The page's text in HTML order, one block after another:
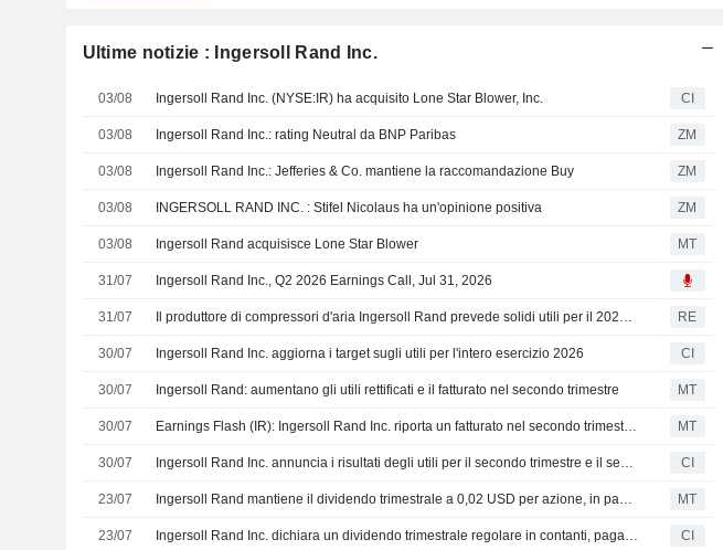
Ultime notizie : Ingersoll Rand Inc.
03/08 Ingersoll Rand Inc. (NYSE:IR) ha acquisito Lone Star Blower, Inc. CI
03/08 Ingersoll Rand Inc.: rating Neutral da BNP Paribas ZM
03/08 Ingersoll Rand Inc.: Jefferies & Co. mantiene la raccomandazione Buy ZM
03/08 INGERSOLL RAND INC. : Stifel Nicolaus ha un'opinione positiva ZM
03/08 Ingersoll Rand acquisisce Lone Star Blower MT
31/07 Ingersoll Rand Inc., Q2 2026 Earnings Call, Jul 31, 2026
31/07 Il produttore di compressori d'aria Ingersoll Rand prevede solidi utili per il 2026 grazie all'aumento dei prezzi RE
30/07 Ingersoll Rand Inc. aggiorna i target sugli utili per l'intero esercizio 2026 CI
30/07 Ingersoll Rand: aumentano gli utili rettificati e il fatturato nel secondo trimestre MT
30/07 Earnings Flash (IR): Ingersoll Rand Inc. riporta un fatturato nel secondo trimestre di 2,05 Mrd USD, contro una stima FactSet di 1,96 Mrd USD MT
30/07 Ingersoll Rand Inc. annuncia i risultati degli utili per il secondo trimestre e il semestre conclusosi il 30 giugno 2026 CI
23/07 Ingersoll Rand mantiene il dividendo trimestrale a 0,02 USD per azione, in pagamento il 3 settembre per gli azionisti registrati al 13 agosto MT
23/07 Ingersoll Rand Inc. dichiara un dividendo trimestrale regolare in contanti, pagabile il 3 settembre 2026 CI